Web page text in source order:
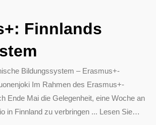
Finnlands
Bildungssystem – Erasmus+-
Im Rahmen des Erasmus+-
Ende Mai die Gelegenheit, eine Woche an
in Finnland zu verbringen ... Lesen Sie…